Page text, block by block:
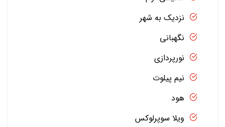
نزدیک به شهر
نگهبانی
نورپردازی
نیم پیلوت
هود
ویلا سوپرلوکس